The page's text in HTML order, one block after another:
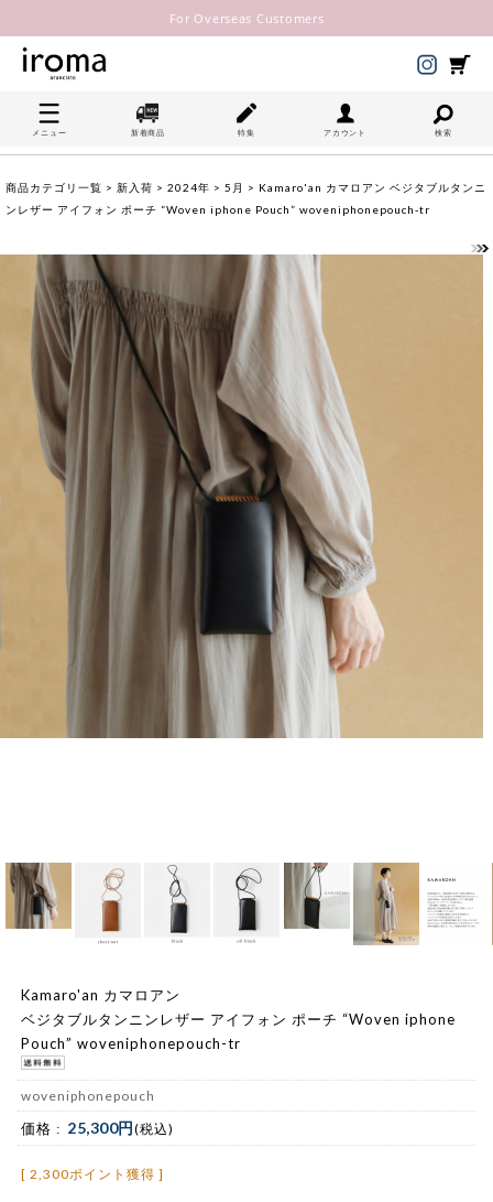
For Overseas Customers
メニュー 新着商品 特集 アカウント 検索
商品カテゴリ一覧 > 新入荷 > 2024年 > 5月 > Kamaro'an カマロアン ベジタブルタンニ
ンレザー アイフォン ポーチ “Woven iphone Pouch” woveniphonepouch-tr
Kamaro'an カマロアン
ベジタブルタンニンレザー アイフォン ポーチ “Woven iphone
Pouch” woveniphonepouch-tr
woveniphonepouch
価格 : 25,300円(税込)
[ 2,300ポイント獲得 ]